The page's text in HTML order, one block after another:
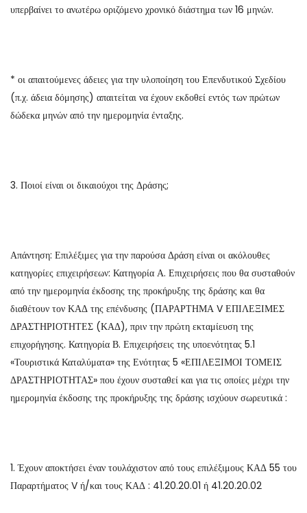
υπερβαίνει το ανωτέρω οριζόμενο χρονικό διάστημα των 16 μηνών.
* οι απαιτούμενες άδειες για την υλοποίηση του Επενδυτικού Σχεδίου
(π.χ. άδεια δόμησης) απαιτείται να έχουν εκδοθεί εντός των πρώτων
δώδεκα μηνών από την ημερομηνία ένταξης.
3. Ποιοί είναι οι δικαιούχοι της Δράσης;
Απάντηση: Επιλέξιμες για την παρούσα Δράση είναι οι ακόλουθες
κατηγορίες επιχειρήσεων: Κατηγορία Α. Επιχειρήσεις που θα συσταθούν
από την ημερομηνία έκδοσης της προκήρυξης της δράσης και θα
διαθέτουν τον ΚΑΔ της επένδυσης (ΠΑΡΑΡΤΗΜΑ V ΕΠΙΛΕΞΙΜΕΣ
ΔΡΑΣΤΗΡΙΟΤΗΤΕΣ (ΚΑΔ), πριν την πρώτη εκταμίευση της
επιχορήγησης. Κατηγορία Β. Επιχειρήσεις της υποενότητας 5.1
«Τουριστικά Καταλύματα» της Ενότητας 5 «ΕΠΙΛΕΞΙΜΟΙ ΤΟΜΕΙΣ
ΔΡΑΣΤΗΡΙΟΤΗΤΑΣ» που έχουν συσταθεί και για τις οποίες μέχρι την
ημερομηνία έκδοσης της προκήρυξης της δράσης ισχύουν σωρευτικά :
1. Έχουν αποκτήσει έναν τουλάχιστον από τους επιλέξιμους ΚΑΔ 55 του
Παραρτήματος V ή/και τους ΚΑΔ : 41.20.20.01 ή 41.20.20.02